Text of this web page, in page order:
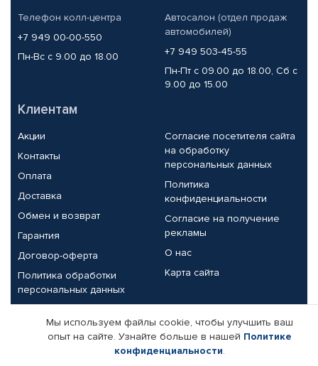
Телефон колл-центра
+7 949 00-00-550
Пн-Вс с 9.00 до 18.00
Автосалон (отдел продаж
автомобилей)
+7 949 503-45-55
Пн-Пт с 09.00 до 18.00, Сб с
9.00 до 15.00
Клиентам
Акции
Контакты
Оплата
Доставка
Обмен и возврат
Гарантия
Договор-оферта
Политика обработки
персональных данных
Согласие посетителя сайта
на обработку
персональных данных
Политика
конфиденциальности
Согласие на получение
рекламы
О нас
Карта сайта
Партнерам
Корпоративным клиентам
Реквизиты компании
Мы используем файлы cookie, чтобы улучшить ваш
опыт на сайте. Узнайте больше в нашей Политике
конфиденциальности.